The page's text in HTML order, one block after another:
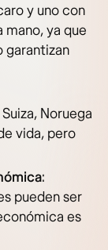
y uno con
ya que
garantizan
Suiza, Noruega
vida, pero
:
pueden ser
es